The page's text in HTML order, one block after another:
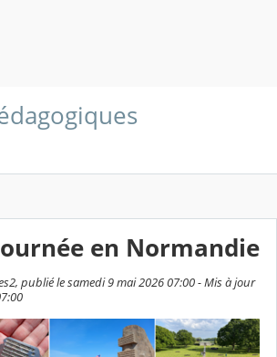
en Normandie
publié le samedi 9 mai 2026 07:00 - Mis à jour